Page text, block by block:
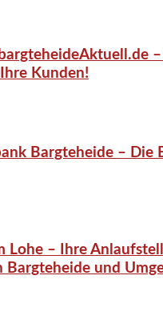
Kunden!
Bargteheide – Die
Lohe – Ihre
Bargteheide und